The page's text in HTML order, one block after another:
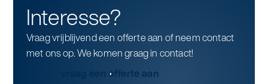
Interesse?
Vraag vrijblijvend een offerte aan of neem contact
met ons op. We komen graag in contact!
vraag een offerte aan